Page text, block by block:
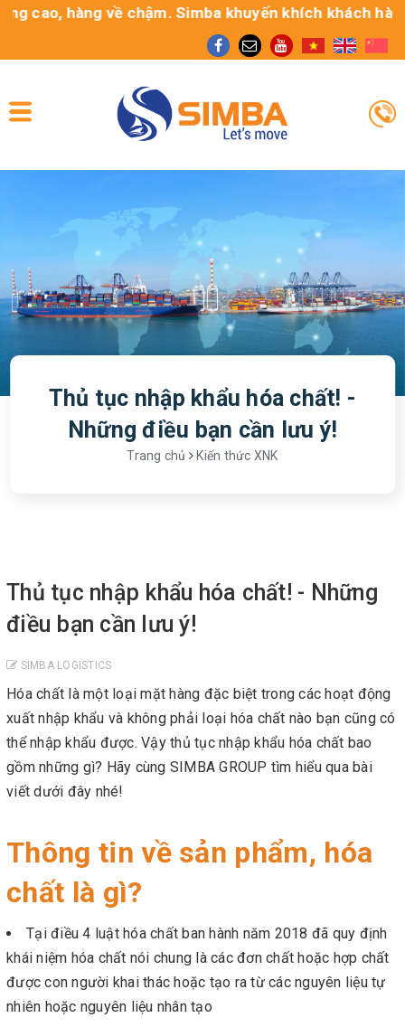
hàng về chậm. Simba khuyến khích khách hàng
Thủ tục nhập khẩu hóa chất! -
Những điều bạn cần lưu ý!
Trang chủ Kiến thức XNK
Thủ tục nhập khẩu hóa chất! - Những
điều bạn cần lưu ý!
SIMBA LOGISTICS
Hóa chất là một loại mặt hàng đặc biệt trong các hoạt động
xuất nhập khẩu và không phải loại hóa chất nào bạn cũng có
thể nhập khẩu được. Vậy thủ tục nhập khẩu hóa chất bao
gồm những gì? Hãy cùng SIMBA GROUP tìm hiểu qua bài
viết dưới đây nhé!
Thông tin về sản phẩm, hóa
chất là gì?
Tại điều 4 luật hóa chất ban hành năm 2018 đã quy định
khái niệm hóa chất nói chung là các đơn chất hoặc hợp chất
được con người khai thác hoặc tạo ra từ các nguyên liệu tự
nhiên hoặc nguyên liệu nhân tạo